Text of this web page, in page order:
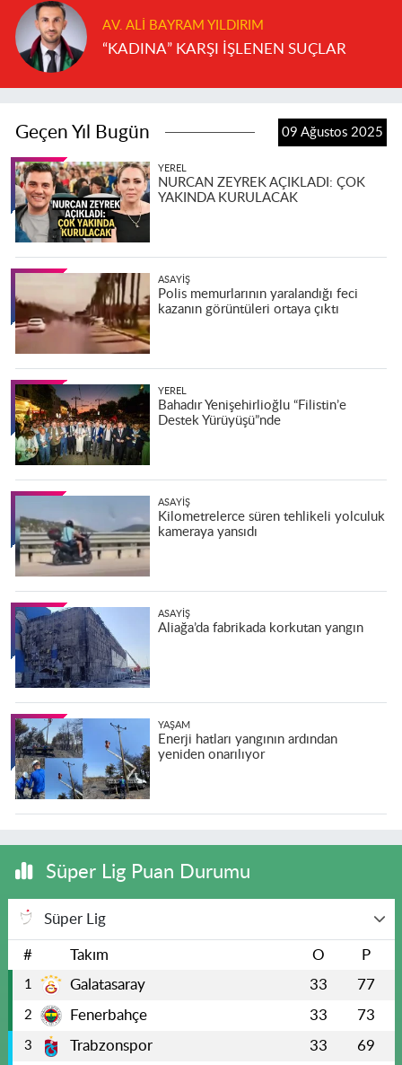
AV. ALI BAYRAM YILDIRIM
“KADINA” KARŞI İŞLENEN SUÇLAR
Geçen Yıl Bugün 09 Ağustos 2025
YEREL
NURCAN ZEYREK AÇIKLADI: ÇOK
YAKINDA KURULACAK
ASAYIŞ
Polis memurlarının yaralandığı feci
kazanın görüntüleri ortaya çıktı
YEREL
Bahadır Yenişehirlioğlu “Filistin’e
Destek Yürüyüşü”nde
ASAYIŞ
Kilometrelerce süren tehlikeli yolculuk
kameraya yansıdı
ASAYIŞ
Aliağa’da fabrikada korkutan yangın
YAŞAM
Enerji hatları yangının ardından
yeniden onarılıyor
Süper Lig Puan Durumu
Süper Lig
# Takım O P
1 Galatasaray 33 77
2 Fenerbahçe 33 73
3 Trabzonspor 33 69